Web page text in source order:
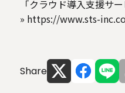
「クラウド導入支援サ
» https://www.sts-
Share